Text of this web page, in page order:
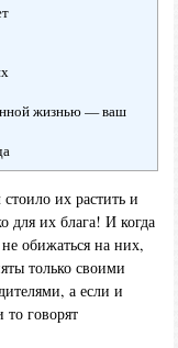
жизнью — ваш
их растить и
для их блага! И когда
обижаться на них,
только своими
а если и
говорят